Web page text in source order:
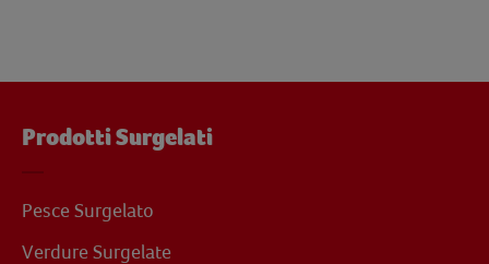
Prodotti Surgelati
Pesce Surgelato
Verdure Surgelate